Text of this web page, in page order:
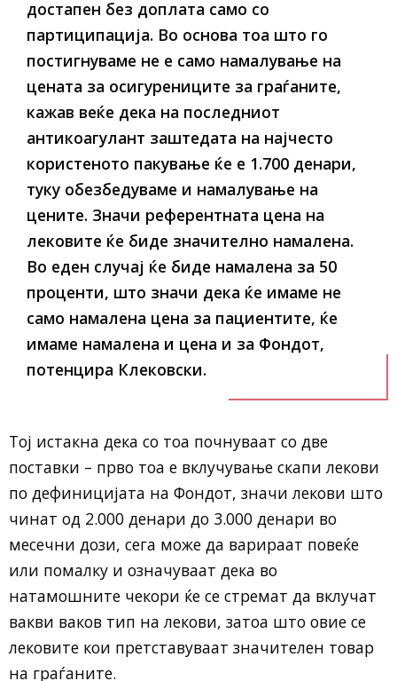
достапен без доплата само со
партиципација. Во основа тоа што го
постигнуваме не е само намалување на
цената за осигурениците за граѓаните,
кажав веќе дека на последниот
антикоагулант заштедата на најчесто
користеното пакување ќе е 1.700 денари,
туку обезбедуваме и намалување на
цените. Значи референтната цена на
лековите ќе биде значително намалена.
Во еден случај ќе биде намалена за 50
проценти, што значи дека ќе имаме не
само намалена цена за пациентите, ќе
имаме намалена и цена и за Фондот,
потенцира Клековски.
Тој истакна дека со тоа почнуваат со две
поставки – прво тоа е вклучување скапи лекови
по дефиницијата на Фондот, значи лекови што
чинат од 2.000 денари до 3.000 денари во
месечни дози, сега може да варираат повеќе
или помалку и означуваат дека во
натамошните чекори ќе се стремат да вклучат
вакви ваков тип на лекови, затоа што овие се
лековите кои претставуваат значителен товар
на граѓаните.